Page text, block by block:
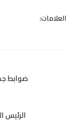
العلامات:
ضوابط
الرئيس